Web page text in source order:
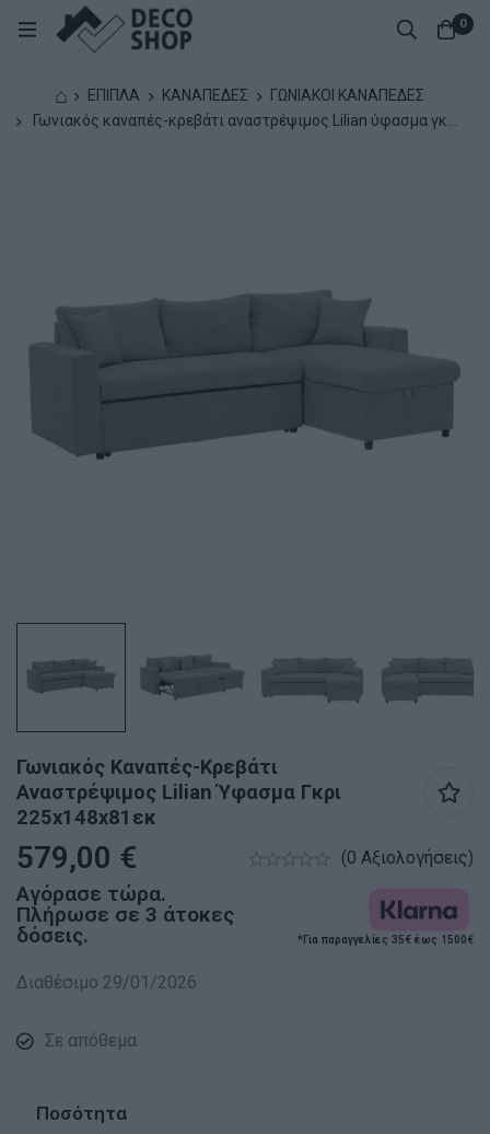
0
⌂ ΕΠΙΠΛΑ ΚΑΝΑΠΕΔΕΣ
ΓΩΝΙΑΚΟΙ ΚΑΝΑΠΕΔΕΣ
Γωνιακός καναπές-κρεβάτι αναστρέψιμος Lilian ύφασμα γκρι
Γωνιακός Καναπές-Κρεβάτι
Αναστρέψιμος Lilian Ύφασμα Γκρι
225x148x81εκ
579,00 € (0 Αξιολογήσεις)
Αγόρασε τώρα.
Πλήρωσε σε 3 άτοκες
δόσεις.
*Για παραγγελίες 35€ έως 1500€
Διαθέσιμο 29/01/2026
Σε απόθεμα
Ποσότητα